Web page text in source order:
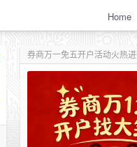
Home
券商万一免五开户活动火热进